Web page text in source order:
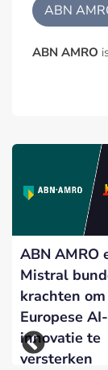
ABN
ABN AMRO
ABN AMRO
Mistral
krachten om
Europese AI-
innovatie te
versterken